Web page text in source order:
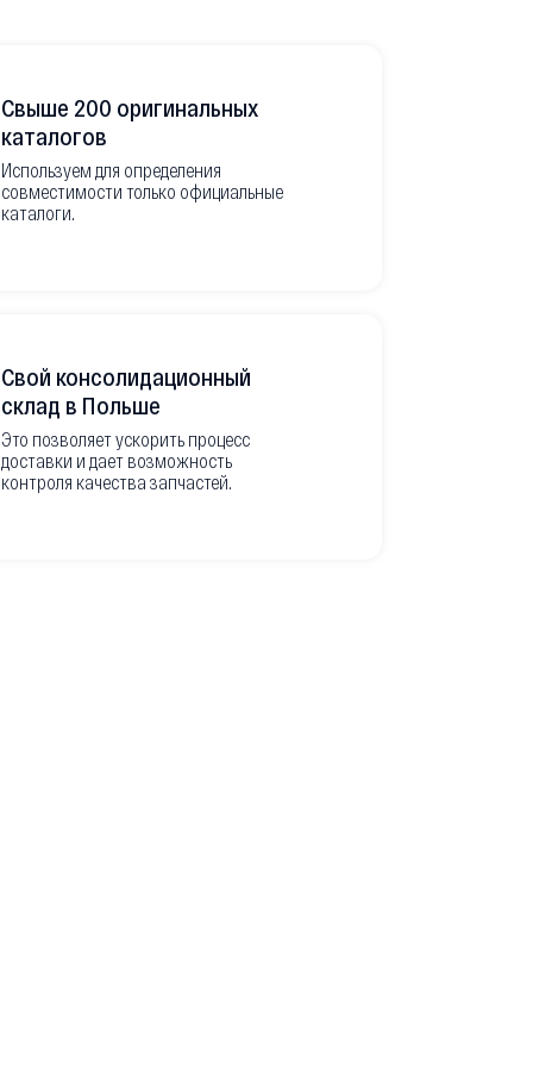
Свыше 200 оригинальных
каталогов
Используем для определения
совместимости только официальные
каталоги.
Свой консолидационный
склад в Польше
Это позволяет ускорить процесс
доставки и дает возможность
контроля качества запчастей.